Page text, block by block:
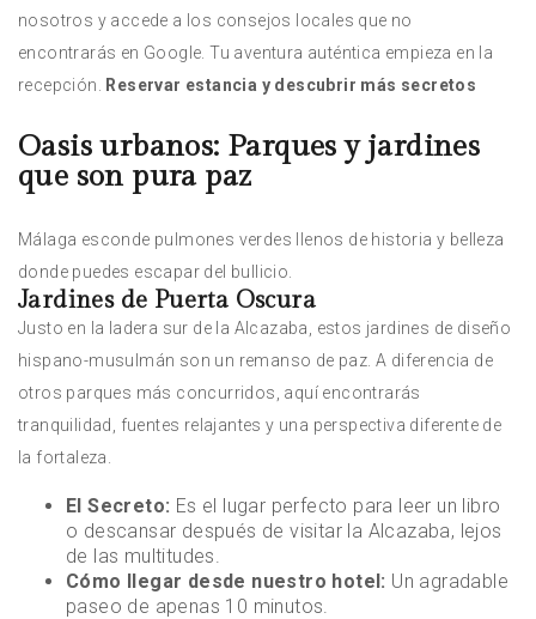
nosotros y accede a los consejos locales que no
encontrarás en Google. Tu aventura auténtica empieza en la
recepción. Reservar estancia y descubrir más secretos
Oasis urbanos: Parques y jardines
que son pura paz
Málaga esconde pulmones verdes llenos de historia y belleza
donde puedes escapar del bullicio.
Jardines de Puerta Oscura
Justo en la ladera sur de la Alcazaba, estos jardines de diseño
hispano-musulmán son un remanso de paz. A diferencia de
otros parques más concurridos, aquí encontrarás
tranquilidad, fuentes relajantes y una perspectiva diferente de
la fortaleza.
El Secreto: Es el lugar perfecto para leer un libro
o descansar después de visitar la Alcazaba, lejos
de las multitudes.
Cómo llegar desde nuestro hotel: Un agradable
paseo de apenas 10 minutos.